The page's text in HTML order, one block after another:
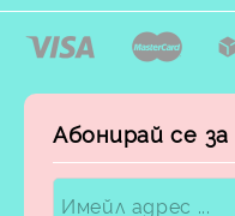
Абонирай се